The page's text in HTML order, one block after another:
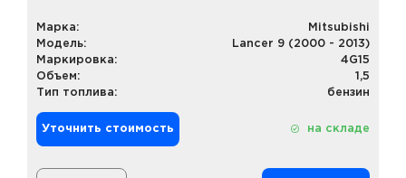
Марка:
Mitsubishi
Модель:
Lancer 9 (2000 - 2013)
Маркировка:
4G15
Объем:
1,5
Тип топлива:
бензин
Уточнить стоимость на складе